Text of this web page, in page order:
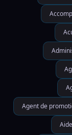
Agent de